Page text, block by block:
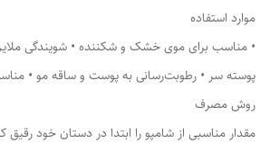
موارد استفاده
• مناسب برای موی خشک و شکننده • شویندگی
پوسته سر • رطوبت‌رسانی به پوست و ساقه مو •
روش مصرف
مقدار مناسبی از شامپو را ابتدا در دستان خود